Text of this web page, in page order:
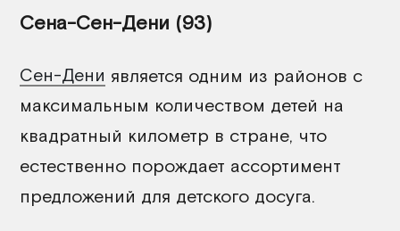
Сена-Сен-Дени (93)
Сен-Дени является одним из районов с
максимальным количеством детей на
квадратный километр в стране, что
естественно порождает ассортимент
предложений для детского досуга.